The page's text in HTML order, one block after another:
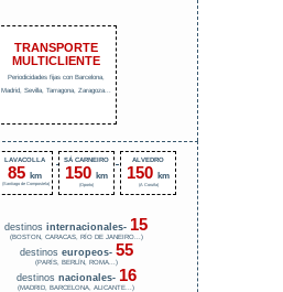
TRANSPORTE
MULTICLIENTE
Periodicidades fijas con Barcelona,
Madrid, Sevilla, Tarragona, Zaragoza...
LAVACOLLA
85km
(Santiago de Compostela)
SÁ CARNEIRO
150km
(Oporto)
ALVEDRO
150km
(A Coruña)
destinosinternacionales- 15
(BOSTON, CARACAS, RÍO DE JANEIRO...)
destinos europeos- 55
(PARÍS, BERLÍN, ROMA...)
destinos nacionales- 16
(MADRID, BARCELONA, ALICANTE...)